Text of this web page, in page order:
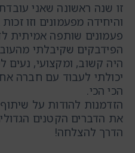
זו שנה ראשונה שאני
והיחידה מפעמונים וזו
פעמונים שותפה אמיתית
הפידבקים שקיבלתי
היה קשוב, ומקצועי, נעים
יכולתי לעבוד עם חברה
הכי הכי.
הזדמנות להודות על
את הדברים הקטנים
הדרך להצלחה!